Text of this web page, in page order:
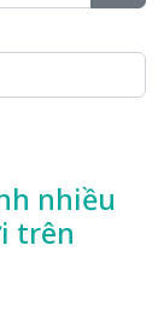
nhiều
trên